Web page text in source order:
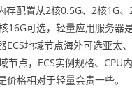
存配置从2核0.5G、2核1G
16G可选，轻量应用服务器
ECS地域节点海外可选亚太
节点，ECS实例规格、CPU
价格相对于轻量会贵一些。